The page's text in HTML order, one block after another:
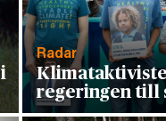
Radar
regeringen till